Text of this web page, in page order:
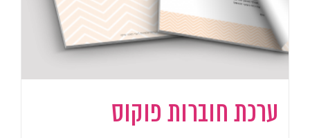
ערכת חוברות פוקוס